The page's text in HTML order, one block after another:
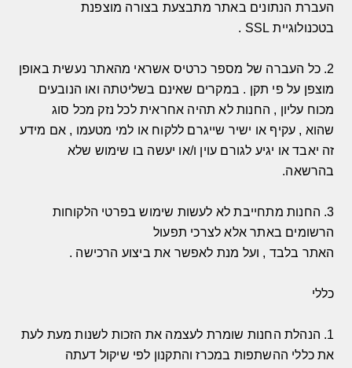
העברת הנתונים באתר מתבצעת בצורה מוצפנת
בטכנולוגיית SSL .
2. כל העברה של מספר כרטיס אשראי מהאתר נעשית באופן
מוצפן על פי תקן . במקרים שאינם בשליטתה ואו הנובעים
מכוח עליון , החנות לא תהיה אחראית לכל נזק מכל סוג
שהוא , עקיף או ישיר שייגרם ללקוח או למי מטעמו ,אם מידע
זה יאבד או יגיע לגורם עוין ו/או יעשה בו שימוש שלא
בהרשאה.
3. החנות מתחייבת לא לעשות שימוש בפרטי הלקוחות
הרשומים באתר אלא לצרכי תפעול
האתר בלבד , ועל מנת לאפשר את ביצוע הרכישה .
כללי
1. הנהלת החנות שומרת לעצמה את הזכות לשנות מעת לעת
את כללי ההשתפות במכרז והתקנון לפי שיקול דעתה